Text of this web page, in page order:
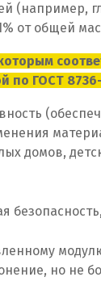
(например,
от общей
по ГОСТ
домов,
безопасность,
но не